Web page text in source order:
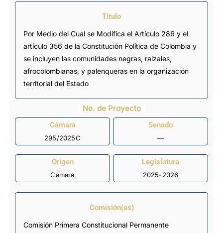
Título
Por Medio del Cual se Modifica el Artículo 286 y el
artículo 356 de la Constitución Política de Colombia y
se incluyen las comunidades negras, raizales,
afrocolombianas, y palenqueras en la organización
territorial del Estado
No. de Proyecto
Cámara
295/2025C
Senado
—
Origen
Cámara
Legislatura
2025-2026
Comisión(es)
Comisión Primera Constitucional Permanente